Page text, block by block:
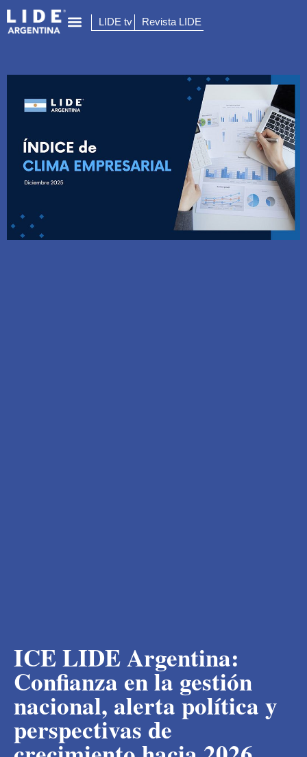
LIDE tv Revista LIDE
ICE LIDE Argentina:
Confianza en la gestión
nacional, alerta política y
perspectivas de